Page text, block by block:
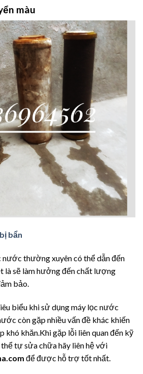
màu
bẩn
nước thường xuyên có thể dẫn đến
là sẽ làm hưởng đến chất lượng
bảo.
biểu khi sử dụng máy lọc nước
còn gặp nhiều vấn đề khác khiến
khó khăn.Khi gặp lỗi liên quan đến kỹ
tự sửa chữa hãy liên hệ với
để được hỗ trợ tốt nhất.